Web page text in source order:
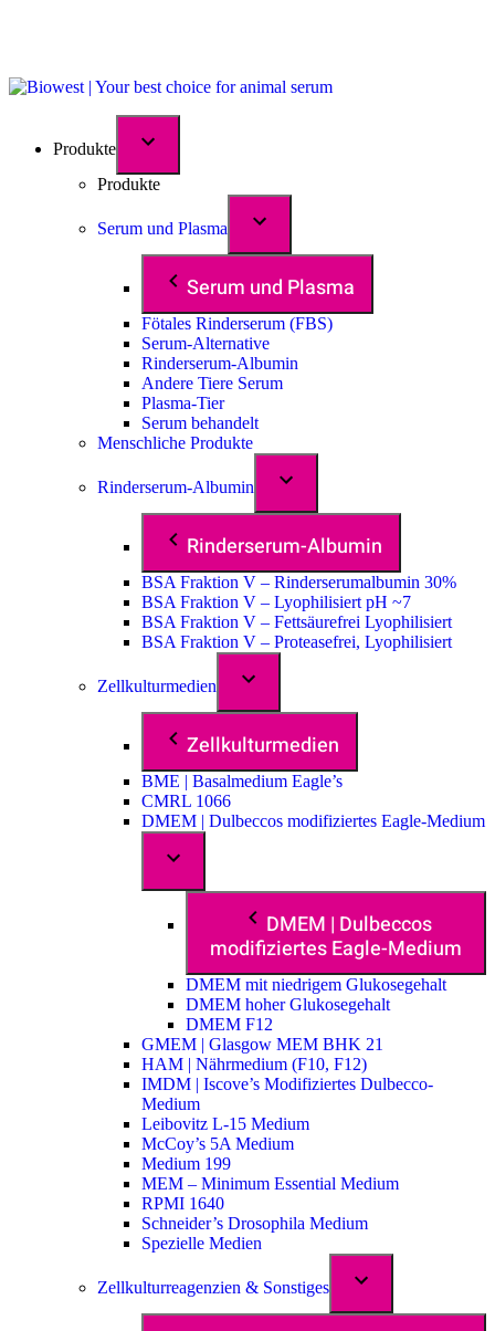
Produkte
Produkte
Serum und Plasma
Serum und Plasma
Fötales Rinderserum (FBS)
Serum-Alternative
Rinderserum-Albumin
Andere Tiere Serum
Plasma-Tier
Serum behandelt
Menschliche Produkte
Rinderserum-Albumin
Rinderserum-Albumin
BSA Fraktion V – Rinderserumalbumin 30%
BSA Fraktion V – Lyophilisiert pH ~7
BSA Fraktion V – Fettsäurefrei Lyophilisiert
BSA Fraktion V – Proteasefrei, Lyophilisiert
Zellkulturmedien
Zellkulturmedien
BME | Basalmedium Eagle’s
CMRL 1066
DMEM | Dulbeccos modifiziertes Eagle-Medium
DMEM | Dulbeccos
modifiziertes Eagle-Medium
DMEM mit niedrigem Glukosegehalt
DMEM hoher Glukosegehalt
DMEM F12
GMEM | Glasgow MEM BHK 21
HAM | Nährmedium (F10, F12)
IMDM | Iscove’s Modifiziertes Dulbecco-
Medium
Leibovitz L-15 Medium
McCoy’s 5A Medium
Medium 199
MEM – Minimum Essential Medium
RPMI 1640
Schneider’s Drosophila Medium
Spezielle Medien
Zellkulturreagenzien & Sonstiges